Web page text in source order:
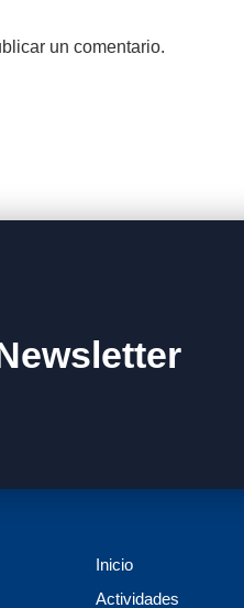
un comentario.
Inicio
Actividades